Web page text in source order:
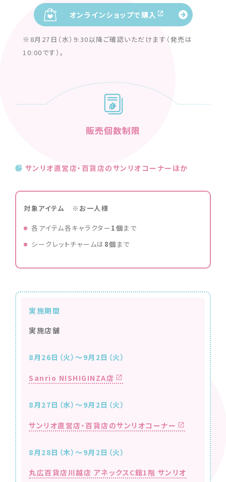
オンラインショップで購入
※8月27日（水）9:30以降ご確認いただけます（発売は
10:00です）。
販売個数制限
サンリオ直営店・百貨店のサンリオコーナーほか
対象アイテム ※お一人様
各アイテム各キャラクター1個まで
シークレットチャームは 8個 まで
実施期間
実施店舗
8月26日（火）～9月2日（火）
Sanrio NISHIGINZA店
8月27日（水）～9月2日（火）
サンリオ直営店・百貨店のサンリオコーナー
8月28日（木）～9月2日（火）
丸広百貨店川越店 アネックスC館1階 サンリオ